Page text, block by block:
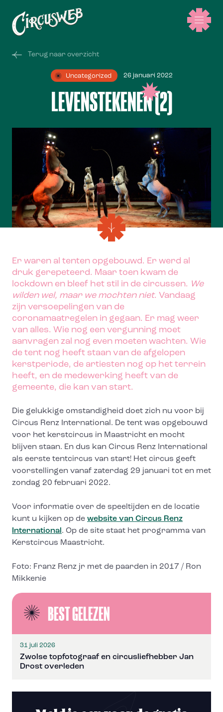
Terug naar overzicht
Uncategorized 26 januari 2022
LEVENSTEKENEN (2)
Er waren al tenten opgebouwd. Er werd al
druk gerepeteerd. Maar toen kwam de
lockdown en bleef het stil in de circussen. We
wilden wel, maar we mochten niet. Vandaag
zijn versoepelingen van de
coronamaatregelen in gegaan. Er mag weer
van alles. Wie nog een vergunning moet
aanvragen zal nog even moeten wachten. Wie
de tent nog heeft staan van de afgelopen
kerstperiode, de artiesten nog op het terrein
heeft, en de medewerking heeft van de
gemeente, die kan van start.
Die gelukkige omstandigheid doet zich nu voor bij
Circus Renz International. De tent was opgebouwd
voor het kerstcircus in Maastricht en mocht
blijven staan. En dus kan Circus Renz International
als eerste tentcircus van start! Het circus geeft
voorstellingen vanaf zaterdag 29 januari tot en met
zondag 20 februari 2022.
Voor informatie over de speeltijden en de locatie
kunt u kijken op de website van Circus Renz
International . Op de site staat het programma van
Kerstcircus Maastricht.
Foto: Franz Renz jr met de paarden in 2017 / Ron
Mikkenie
BEST GELEZEN
31 juli 2026
Zwolse topfotograaf en circusliefhebber Jan
Drost overleden